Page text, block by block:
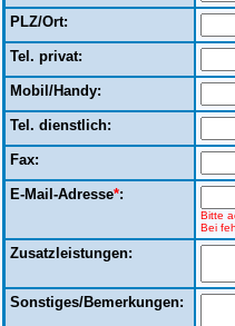
PLZ/Ort:
Tel. privat:
Mobil/Handy:
Tel. dienstlich:
Fax:
E-Mail-Adresse*:
Bitte
Bei
Zusatzleistungen:
Sonstiges/Bemerkungen: